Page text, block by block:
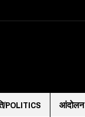
POLITICS आंदोलन